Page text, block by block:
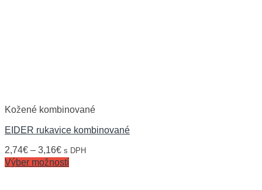
Kožené kombinované
EIDER rukavice kombinované
2,74€ – 3,16€ s DPH
Výber možností